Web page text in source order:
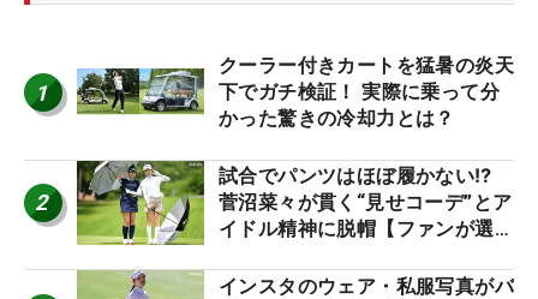
1
クーラー付きカートを猛暑の炎天
下でガチ検証！ 実際に乗って分
かった驚きの冷却力とは？
2
試合でパンツはほぼ履かない⁉
菅沼菜々が貫く“見せコーデ”とア
イドル精神に脱帽【ファンが選ぶ
インスタのウェア・私服写真がバ